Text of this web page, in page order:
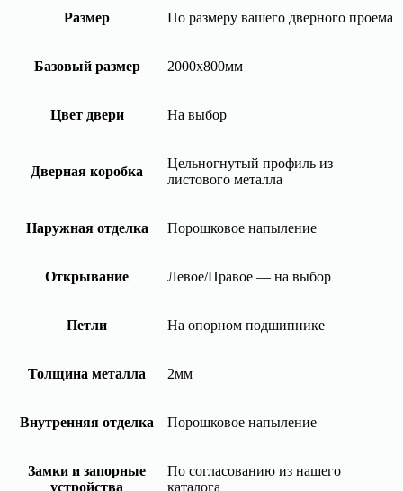
Размер По размеру вашего дверного проема
Базовый размер 2000х800мм
Цвет двери На выбор
Дверная коробка
Цельногнутый профиль из
листового металла
Наружная отделка Порошковое напыление
Открывание Левое/Правое — на выбор
Петли На опорном подшипнике
Толщина металла 2мм
Внутренняя отделка Порошковое напыление
Замки и запорные
устройства
По согласованию из нашего
каталога